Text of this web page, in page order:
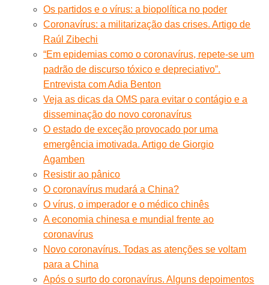
Os partidos e o vírus: a biopolítica no poder
Coronavírus: a militarização das crises. Artigo de
Raúl Zibechi
“Em epidemias como o coronavírus, repete-se um
padrão de discurso tóxico e depreciativo”.
Entrevista com Adia Benton
Veja as dicas da OMS para evitar o contágio e a
disseminação do novo coronavírus
O estado de exceção provocado por uma
emergência imotivada. Artigo de Giorgio
Agamben
Resistir ao pânico
O coronavírus mudará a China?
O vírus, o imperador e o médico chinês
A economia chinesa e mundial frente ao
coronavírus
Novo coronavírus. Todas as atenções se voltam
para a China
Após o surto do coronavírus. Alguns depoimentos